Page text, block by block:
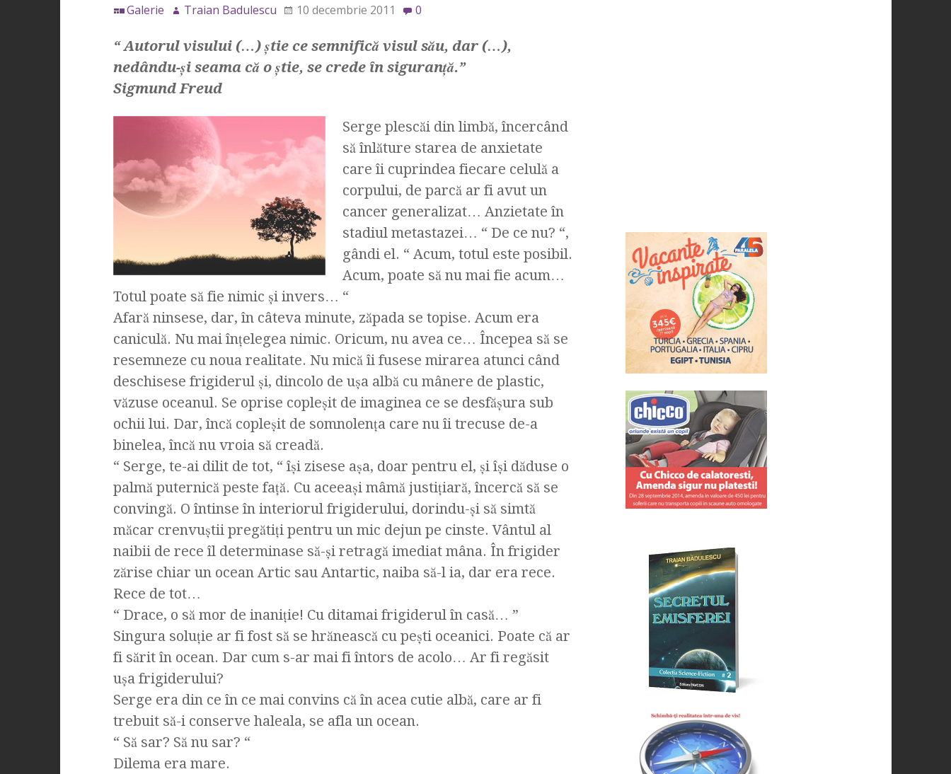
Galerie Traian Badulescu 10 decembrie 2011 0
“ Autorul visului (…) ştie ce semnifică visul său, dar (…),
nedându-şi seama că o ştie, se crede în siguranţă.”
Sigmund Freud
Serge plescăi din limbă, încercând
să înlăture starea de anxietate
care îi cuprindea fiecare celulă a
corpului, de parcă ar fi avut un
cancer generalizat… Anzietate în
stadiul metastazei… “ De ce nu? “,
gândi el. “ Acum, totul este posibil.
Acum, poate să nu mai fie acum…
Totul poate să fie nimic şi invers… “
Afară ninsese, dar, în câteva minute, zăpada se topise. Acum era
caniculă. Nu mai înţelegea nimic. Oricum, nu avea ce… Începea să se
resemneze cu noua realitate. Nu mică îi fusese mirarea atunci când
deschisese frigiderul şi, dincolo de uşa albă cu mânere de plastic,
văzuse oceanul. Se oprise copleşit de imaginea ce se desfăşura sub
ochii lui. Dar, încă copleşit de somnolenţa care nu îi trecuse de-a
binelea, încă nu vroia să creadă.
“ Serge, te-ai dilit de tot, “ îşi zisese aşa, doar pentru el, şi îşi dăduse o
palmă puternică peste faţă. Cu aceeaşi mâmă justiţiară, încercă să se
convingă. O întinse în interiorul frigiderului, dorindu-şi să simtă
măcar crenvuştii pregătiţi pentru un mic dejun pe cinste. Vântul al
naibii de rece îl determinase să-şi retragă imediat mâna. În frigider
zărise chiar un ocean Artic sau Antartic, naiba să-l ia, dar era rece.
Rece de tot…
“ Drace, o să mor de inaniţie! Cu ditamai frigiderul în casă… ”
Singura soluţie ar fi fost să se hrănească cu peşti oceanici. Poate că ar
fi sărit în ocean. Dar cum s-ar mai fi întors de acolo… Ar fi regăsit
uşa frigiderului?
Serge era din ce în ce mai convins că în acea cutie albă, care ar fi
trebuit să-i conserve haleala, se afla un ocean.
“ Să sar? Să nu sar? “
Dilema era mare.